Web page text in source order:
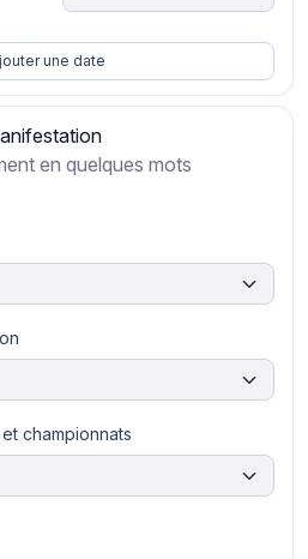
une date
en quelques mots
championnats